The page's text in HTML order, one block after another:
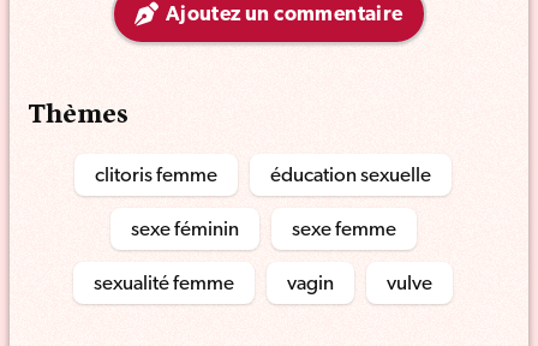
Ajoutez un commentaire
Thèmes
clitoris femme éducation sexuelle
sexe féminin sexe femme
sexualité femme vagin vulve